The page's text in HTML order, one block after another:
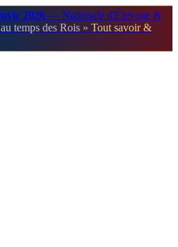
2026 — Nationale d'Élevage &
temps des Rois » Tout savoir &